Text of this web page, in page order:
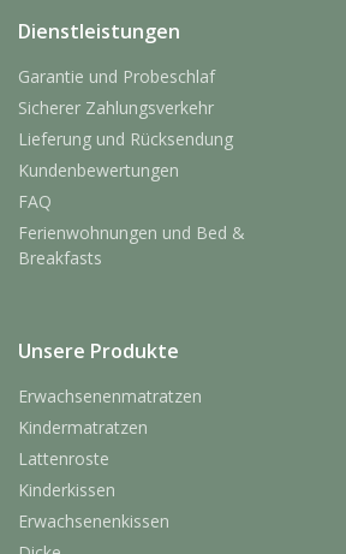
Dienstleistungen
Garantie und Probeschlaf
Sicherer Zahlungsverkehr
Lieferung und Rücksendung
Kundenbewertungen
FAQ
Ferienwohnungen und Bed &
Breakfasts
Unsere Produkte
Erwachsenenmatratzen
Kindermatratzen
Lattenroste
Kinderkissen
Erwachsenenkissen